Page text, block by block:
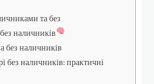
та без
наличників
без наличників
без наличників: практичні